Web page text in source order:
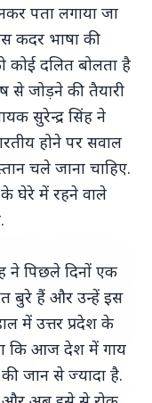
के लिए रात भर का
था
पता लगाया जा
कदर भाषा की
कोई दलित बोलता है
से जोड़ने की तैयारी
सुरेन्द्र सिंह ने
होने पर सवाल
चले जाना चाहिए.
घेरे में रहने वाले
ने पिछले दिनों एक
बुरे हैं और उन्हें इस
में उत्तर प्रदेश के
कि आज देश में गाय
जान से ज्यादा है.